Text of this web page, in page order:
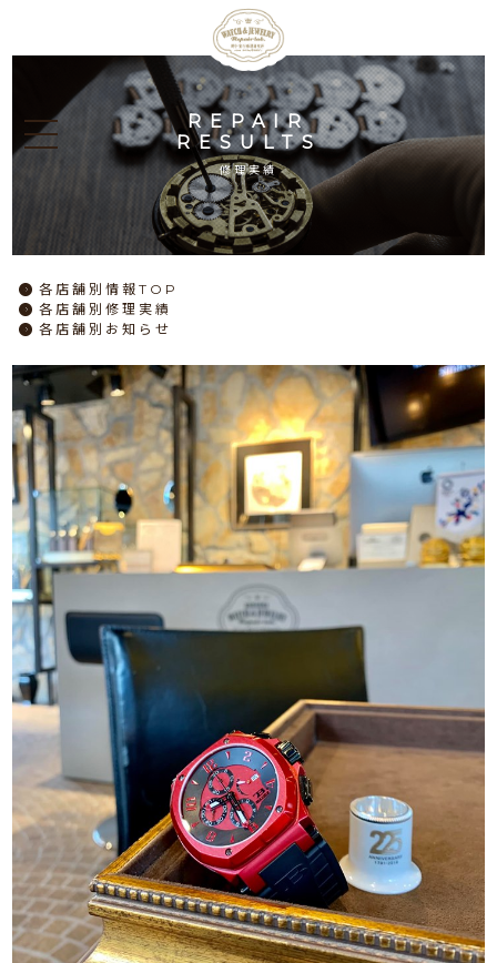
REPAIR
RESULTS
修理実績
各店舗別情報TOP
各店舗別修理実績
各店舗別お知らせ